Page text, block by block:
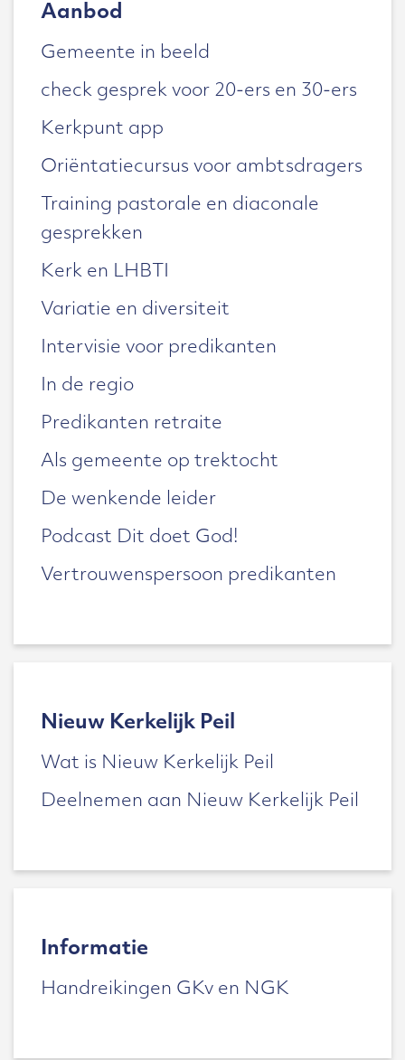
Aanbod
Gemeente in beeld
check gesprek voor 20-ers en 30-ers
Kerkpunt app
Oriëntatiecursus voor ambtsdragers
Training pastorale en diaconale
gesprekken
Kerk en LHBTI
Variatie en diversiteit
Intervisie voor predikanten
In de regio
Predikanten retraite
Als gemeente op trektocht
De wenkende leider
Podcast Dit doet God!
Vertrouwenspersoon predikanten
Nieuw Kerkelijk Peil
Wat is Nieuw Kerkelijk Peil
Deelnemen aan Nieuw Kerkelijk Peil
Informatie
Handreikingen GKv en NGK